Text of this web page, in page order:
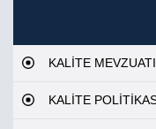
KALİTE MEVZUATI
KALİTE